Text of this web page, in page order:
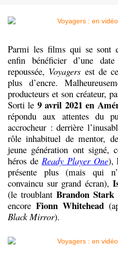
Parmi les films qui se sont
enfin bénéficier d’une
repoussée, Voyagers est de
plus d’encre.
producteurs et son créateur,
Sorti le 9 avril 2021 en
répondu aux attentes du
accrocheur : derrière
rôle inhabituel de mentor,
jeune génération ont signé,
héros de Ready Player One),
présente plus (mais qui
convaincu sur grand écran),
(le troublant Brandon Stark
encore Fionn Whitehead
Black Mirror).